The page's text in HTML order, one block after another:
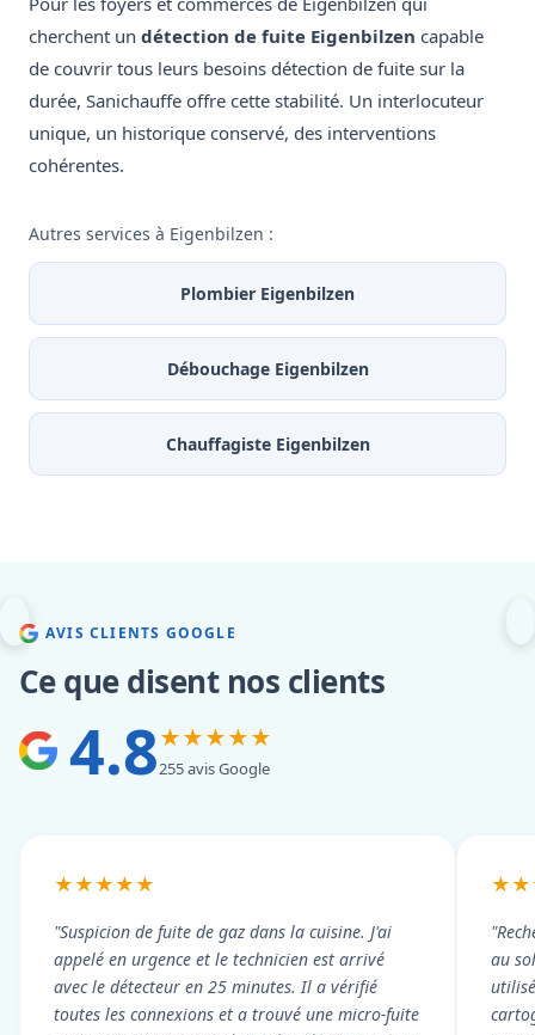
cherchent un détection de fuite Eigenbilzen capable
de couvrir tous leurs besoins détection de fuite sur la
durée, Sanichauffe offre cette stabilité. Un interlocuteur
unique, un historique conservé, des interventions
cohérentes.
Autres services à Eigenbilzen :
Plombier Eigenbilzen
Débouchage Eigenbilzen
Chauffagiste Eigenbilzen
AVIS CLIENTS GOOGLE
Ce que disent nos clients
4.8★★★★★
255 avis Google
★★★★★
"Suspicion de fuite de gaz dans la cuisine. J'ai
appelé en urgence et le technicien est arrivé
avec le détecteur en 25 minutes. Il a vérifié
toutes les connexions et a trouvé une micro-fuite
au